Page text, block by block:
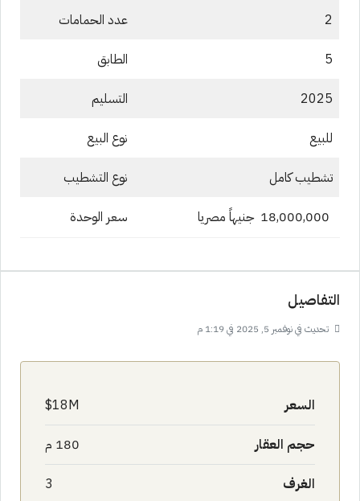
2 عدد الحمامات
5 الطابق
2025 التسليم
للبيع نوع البيع
تشطيب كامل نوع التشطيب
سعر الوحدة
التفاصيل
تحديث في نوفمبر 5, 2025 في 1:19 م
السعر 18M$
حجم العقار 180 م
الغرف 3